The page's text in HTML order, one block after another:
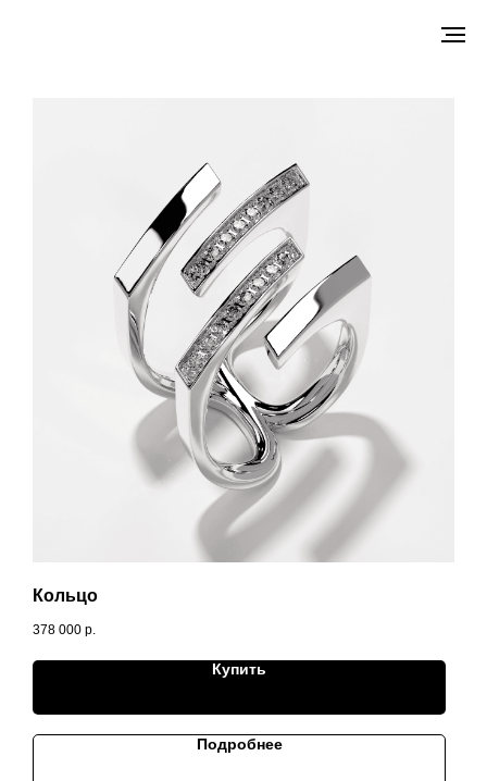
Кольцо
378 000 р.
Купить
Подробнее